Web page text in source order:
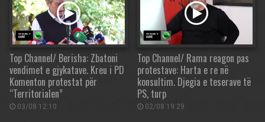
Top Channel/ Berisha: Zbatoni
vendimet e gjykatave. Kreu i PD
Komenton protestat për
“Territorialen”
03/08 12:10
Top Channel/ Rama reagon pas
protestave: Harta e re në
konsultim. Djegia e teserave të
PS, turp
02/08 19:29